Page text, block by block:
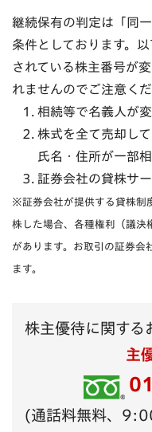
継続保有の判定は「同
条件としております。
されている株主番号が
れませんのでご注意くだ
相続等で名義人が
株式を全て売却し
氏名・住所が一部
証券会社の貸株サ
※証券会社が提供する貸株制
株した場合、各種権利（議決
があります。お取引の証券会
ます。
株主優待に関する
主
(通話料無料、